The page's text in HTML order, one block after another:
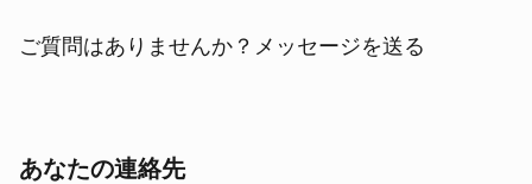
ご質問はありませんか？メッセージを送る
あなたの連絡先